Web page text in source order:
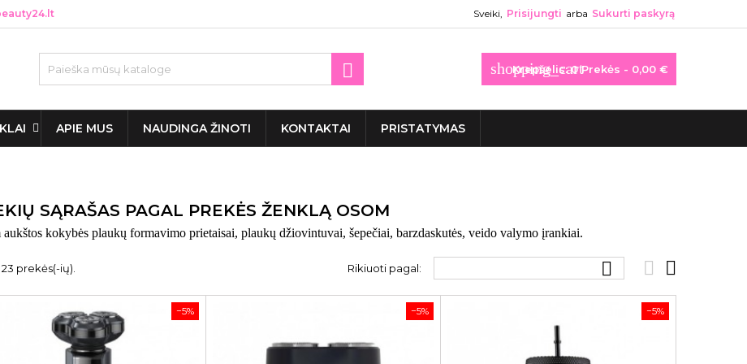
Sveiki, Prisijungti arba Sukurti paskyrą
shopping_cart
Krepšelis: 0Prekės - 0,00 €

APIE MUS NAUDINGA ŽINOTI KONTAKTAI PRISTATYMAS
SĄRAŠAS PAGAL PREKĖS ŽENKLĄ OSOM
aukštos kokybės plaukų formavimo prietaisai, plaukų džiovintuvai, šepečiai, barzdaskutės, veido valymo įrankiai.
prekės(-ių). Rikiuoti pagal:   
−5% −5% −5%